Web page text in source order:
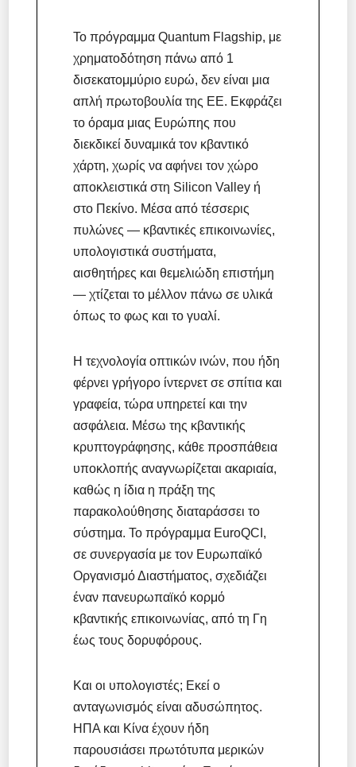
Το πρόγραμμα Quantum Flagship, με
χρηματοδότηση πάνω από 1
δισεκατομμύριο ευρώ, δεν είναι μια
απλή πρωτοβουλία της ΕΕ. Εκφράζει
το όραμα μιας Ευρώπης που
διεκδικεί δυναμικά τον κβαντικό
χάρτη, χωρίς να αφήνει τον χώρο
αποκλειστικά στη Silicon Valley ή
στο Πεκίνο. Μέσα από τέσσερις
πυλώνες — κβαντικές επικοινωνίες,
υπολογιστικά συστήματα,
αισθητήρες και θεμελιώδη επιστήμη
— χτίζεται το μέλλον πάνω σε υλικά
όπως το φως και το γυαλί.
Η τεχνολογία οπτικών ινών, που ήδη
φέρνει γρήγορο ίντερνετ σε σπίτια και
γραφεία, τώρα υπηρετεί και την
ασφάλεια. Μέσω της κβαντικής
κρυπτογράφησης, κάθε προσπάθεια
υποκλοπής αναγνωρίζεται ακαριαία,
καθώς η ίδια η πράξη της
παρακολούθησης διαταράσσει το
σύστημα. Το πρόγραμμα EuroQCI,
σε συνεργασία με τον Ευρωπαϊκό
Οργανισμό Διαστήματος, σχεδιάζει
έναν πανευρωπαϊκό κορμό
κβαντικής επικοινωνίας, από τη Γη
έως τους δορυφόρους.
Και οι υπολογιστές; Εκεί ο
ανταγωνισμός είναι αδυσώπητος.
ΗΠΑ και Κίνα έχουν ήδη
παρουσιάσει πρωτότυπα μερικών